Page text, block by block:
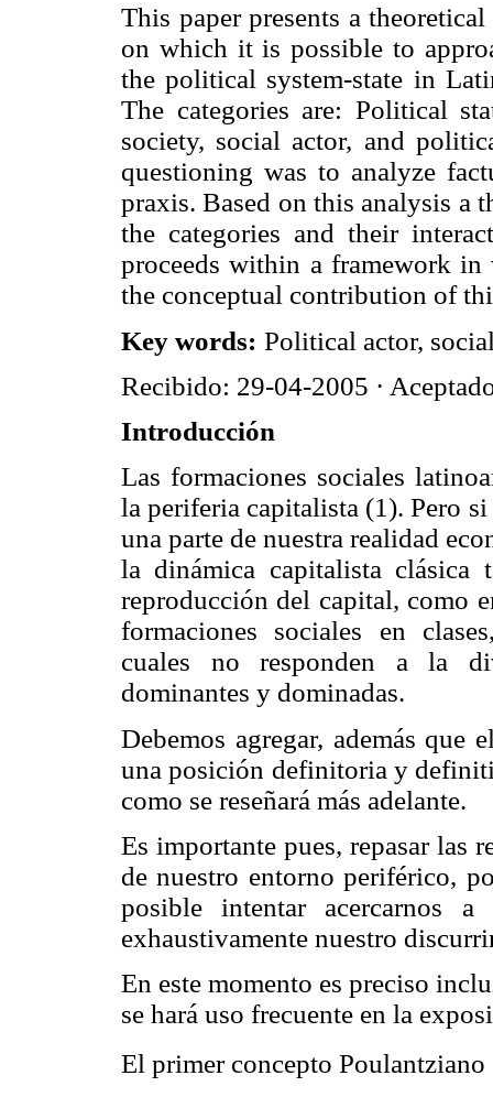
This paper presents a
on which it is possible to
the political system-state in
The categories are: Political
society, social actor, and
questioning was to analyze
praxis. Based on this analysis a
the categories and their
proceeds within a framework
the conceptual contribution of
Key words: Political actor,
Recibido: 29-04-2005 ·
Introducción
Las formaciones sociales
la periferia capitalista (1). Pero
una parte de nuestra realidad
la dinámica capitalista
reproducción del capital, como
formaciones sociales en
cuales no responden a la
dominantes y dominadas.
Debemos agregar, además que
una posición definitoria y
como se reseñará más adelante.
Es importante pues, repasar las
de nuestro entorno periférico,
posible intentar acercarnos
exhaustivamente nuestro
En este momento es preciso
se hará uso frecuente en la
El primer concepto Poulantziano